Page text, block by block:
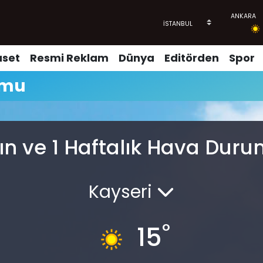
Resmi Reklam Dünya Editörden Spor
ve 1 Haftalık Hava
Kayseri
15°